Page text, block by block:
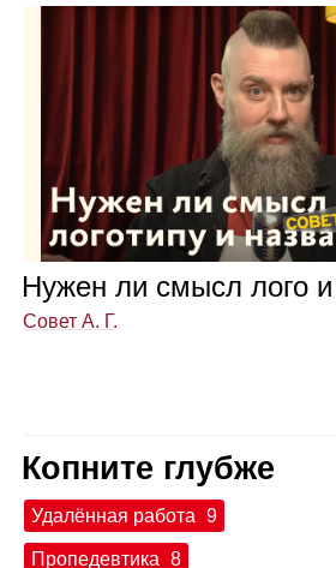
Нужен ли смысл лого
Совет А. Г.
Копните глубже
Удалённая работа 9
Пропедевтика 8